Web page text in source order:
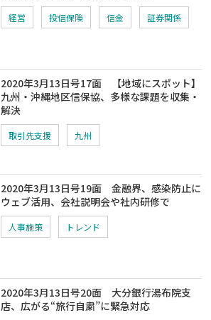
経営 投信保険 信金 証券関係
2020年3月13日号17面 【地域にスポット】
九州・沖縄地区信保協、多様な課題を収集・
解決
取引先支援 九州
2020年3月13日号19面 金融界、感染防止に
ウェブ活用、会社説明会や社内研修で
人事施策 トレンド
2020年3月13日号20面 大分銀行湯布院支
店、広がる“旅行自粛”に緊急対応